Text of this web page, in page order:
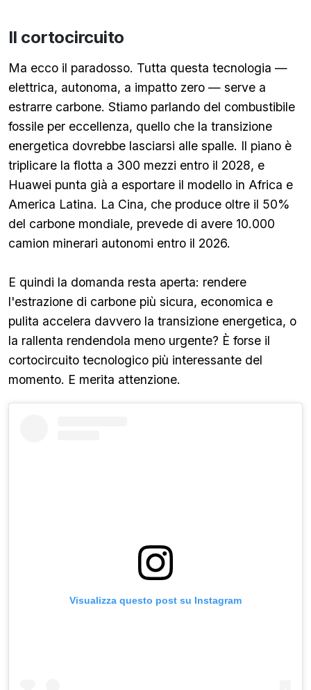
Il cortocircuito
Ma ecco il paradosso. Tutta questa tecnologia —
elettrica, autonoma, a impatto zero — serve a
estrarre carbone. Stiamo parlando del combustibile
fossile per eccellenza, quello che la transizione
energetica dovrebbe lasciarsi alle spalle. Il piano è
triplicare la flotta a 300 mezzi entro il 2028, e
Huawei punta già a esportare il modello in Africa e
America Latina. La Cina, che produce oltre il 50%
del carbone mondiale, prevede di avere 10.000
camion minerari autonomi entro il 2026.
E quindi la domanda resta aperta: rendere
l'estrazione di carbone più sicura, economica e
pulita accelera davvero la transizione energetica, o
la rallenta rendendola meno urgente? È forse il
cortocircuito tecnologico più interessante del
momento. E merita attenzione.
Visualizza questo post su Instagram